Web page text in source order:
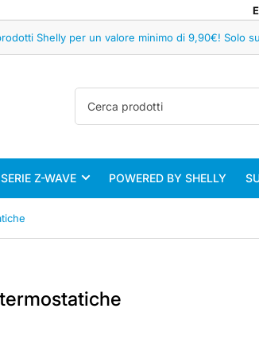
Shelly per un valore minimo di 9,90€! Solo
Cerca
prodotti
SERIE Z-WAVE POWERED BY SHELLY